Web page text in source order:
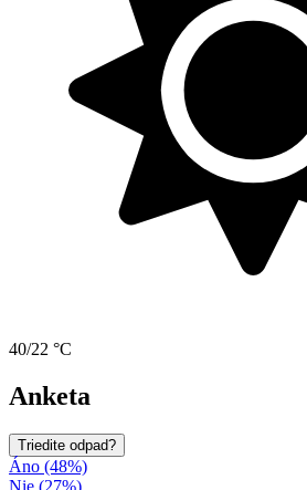
40/22 °C
Anketa
Triedite odpad?
Áno (48%)
Nie (27%)